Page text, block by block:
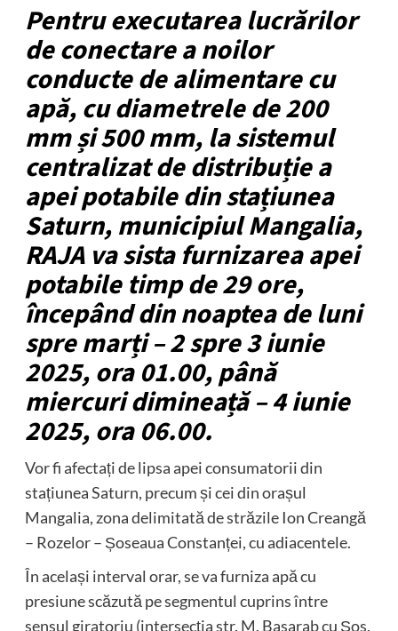
Pentru executarea lucrărilor
de conectare a noilor
conducte de alimentare cu
apă, cu diametrele de 200
mm și 500 mm, la sistemul
centralizat de distribuție a
apei potabile din stațiunea
Saturn, municipiul Mangalia,
RAJA va sista furnizarea apei
potabile timp de 29 ore,
începând din noaptea de luni
spre marți – 2 spre 3 iunie
2025, ora 01.00, până
miercuri dimineață – 4 iunie
2025, ora 06.00.
Vor fi afectați de lipsa apei consumatorii din
stațiunea Saturn, precum și cei din orașul
Mangalia, zona delimitată de străzile Ion Creangă
– Rozelor – Șoseaua Constanței, cu adiacentele.
În același interval orar, se va furniza apă cu
presiune scăzută pe segmentul cuprins între
sensul giratoriu (intersecția str. M. Basarab cu Șos.